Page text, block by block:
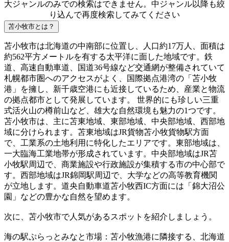
大ジャンルのみでの検索はできません。中ジャンル以降も絞
り込んで再度検索してみてください
苫小牧市とは？
苫小牧市は北海道の中南部に位置し、人口約17万人、面積は
約562平方メートルを有する太平洋に面した地域です。鉄
道、高速自動車道、国道36号線など交通網が整備されていて
札幌都市圏へのアクセスがよく、国際拠点港湾の「苫小牧
港」を擁し、新千歳空港にも近接しているため、産業と物流
の拠点都市として発展しています。 世界的にも珍しい三重
式活火山の樽前山など、雄大な自然環境も魅力の1つです。
苫小牧市は、主に苫東地域、東部地域、中央部地域、西部地
域に分けられます。苫東地域はJR貨物苫小牧貨物駅方面
で、工業系の土地利用に特化したエリアです。東部地域は、
一大臨海工業地帯が形成されています。中央部地域はJR苫
小牧駅周辺で、商業施設や行政施設が集積する市の中心部で
す。西部地域はJR錦岡駅周辺で、大学などの高等教育機関
が立地します。道央自動車道苫小牧西IC方面には「錦大沼公
園」などの豊かな自然を望めます。
次に、苫小牧市で人気があるスポットを紹介しましょう。
海の駅ぷらっとみなと市場：苫小牧漁港に隣接する、北海道